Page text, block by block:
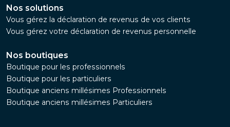
Nos solutions
Vous gérez la déclaration de revenus de vos clients
Vous gérez votre déclaration de revenus personnelle
Nos boutiques
Boutique pour les professionnels
Boutique pour les particuliers
Boutique anciens millésimes Professionnels
Boutique anciens millésimes Particuliers